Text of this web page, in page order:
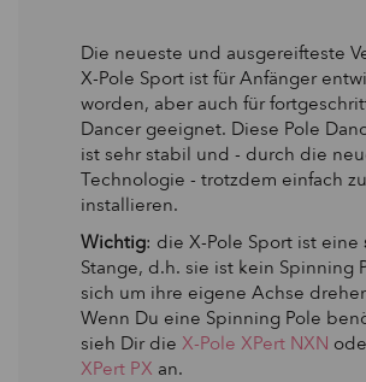
Die neueste und ausgereifteste
X-Pole Sport ist für Anfänger
worden, aber auch für
Dancer geeignet. Diese Pole
ist sehr stabil und - durch die
Technologie - trotzdem einfach zu
installieren.
Wichtig: die X-Pole Sport ist eine
Stange, d.h. sie ist kein Spinning
sich um ihre eigene Achse
Wenn Du eine Spinning Pole
sieh Dir die X-Pole XPert NXN
XPert PX an.